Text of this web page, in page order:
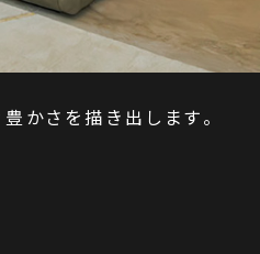
かさを描き出します。